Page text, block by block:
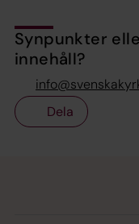
Synpunkter
innehåll?
Dela